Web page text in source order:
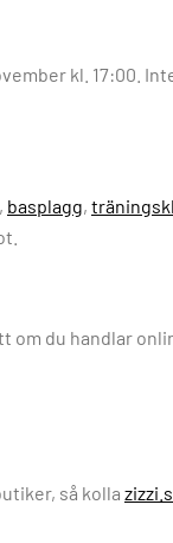
kl. 17:00.
, basplagg,
om du handlar
så kolla